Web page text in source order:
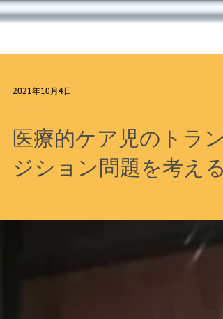
2021年10月4日
イベント
医療的ケア児のトラン